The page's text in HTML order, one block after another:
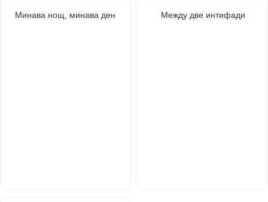
Минава нощ, минава ден Между две интифади